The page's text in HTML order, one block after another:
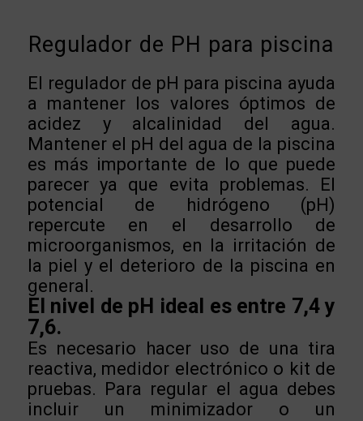
Regulador de PH para piscina
El regulador de pH para piscina ayuda
a mantener los valores óptimos de
acidez y alcalinidad del agua.
Mantener el pH del agua de la piscina
es más importante de lo que puede
parecer ya que evita problemas. El
potencial de hidrógeno (pH)
repercute en el desarrollo de
microorganismos, en la irritación de
la piel y el deterioro de la piscina en
general.
El nivel de pH ideal es entre 7,4 y
7,6.
Es necesario hacer uso de una tira
reactiva, medidor electrónico o kit de
pruebas. Para regular el agua debes
incluir un minimizador o un